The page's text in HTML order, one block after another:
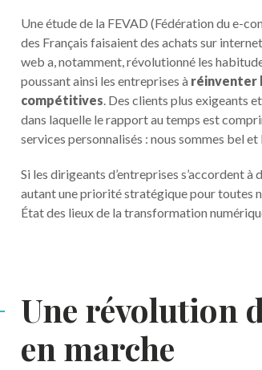
Une étude de la FEVAD (Fédération du e-
des Français faisaient des achats sur
web a, notamment, révolutionné les
poussant ainsi les entreprises à réinventer
compétitives. Des clients plus exigeants
dans laquelle le rapport au temps est
services personnalisés : nous sommes bel
Si les dirigeants d’entreprises s’accordent
autant une priorité stratégique pour toutes
État des lieux de la transformation
Une révolution
en marche